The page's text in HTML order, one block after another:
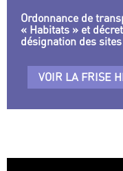
Ordonnance de
« Habitats » et
désignation des
VOIR LA FRISE